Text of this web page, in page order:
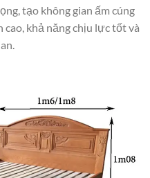
tạo không gian ấm cúng
cao, khả năng chịu lực tốt và